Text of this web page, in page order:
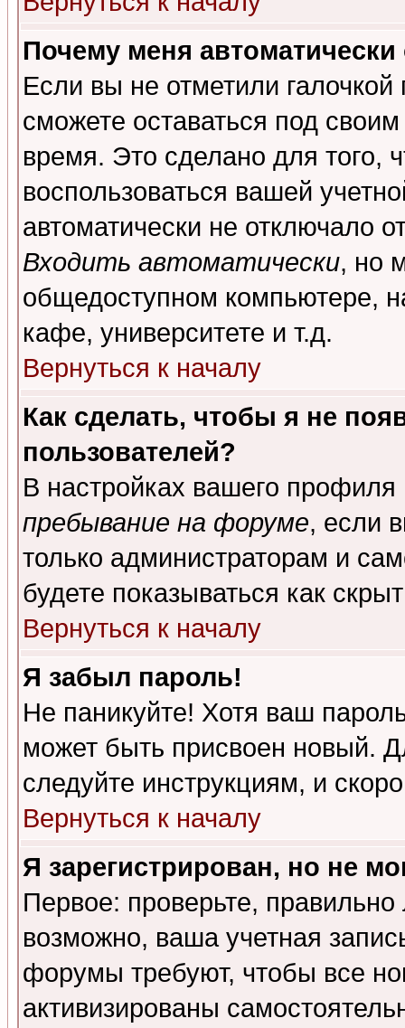
Почему меня автоматически
Если вы не отметили галочкой
сможете оставаться под
время. Это сделано для того,
воспользоваться вашей
автоматически не отключало
Входить автоматически, но
общедоступном компьютере,
кафе, университете и т.д.
Вернуться к началу
Как сделать, чтобы я не
пользователей?
В настройках вашего
пребывание на форуме, если
только администраторам и
будете показываться как
Вернуться к началу
Я забыл пароль!
Не паникуйте! Хотя ваш
может быть присвоен новый.
следуйте инструкциям, и
Вернуться к началу
Я зарегистрирован, но не
Первое: проверьте,
возможно, ваша учетная
форумы требуют, чтобы все
активизированы